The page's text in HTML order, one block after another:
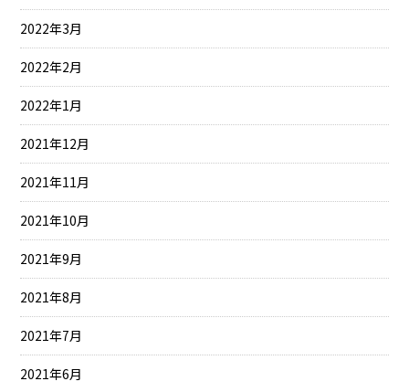
2022年3月
2022年2月
2022年1月
2021年12月
2021年11月
2021年10月
2021年9月
2021年8月
2021年7月
2021年6月